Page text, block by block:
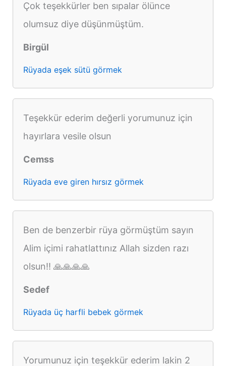
Çok teşekkürler ben sıpalar ölünce
olumsuz diye düşünmüştüm.
Birgül
Rüyada eşek sütü görmek
Teşekkür ederim değerli yorumunuz için
hayırlara vesile olsun
Cemss
Rüyada eve giren hırsız görmek
Ben de benzerbir rüya görmüştüm sayın
Alim içimi rahatlattınız Allah sizden razı
olsun!! 🙏🙏🙏🙏
Sedef
Rüyada üç harfli bebek görmek
Yorumunuz için teşekkür ederim lakin 2